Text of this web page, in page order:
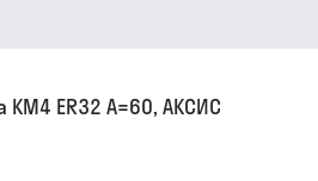
ER32 A=60, АКСИС